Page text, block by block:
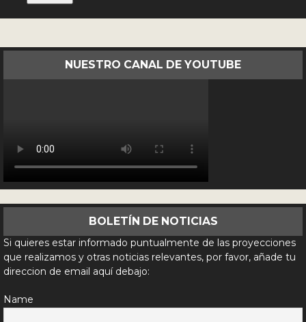
NUESTRO CANAL DE YOUTUBE
BOLETÍN DE NOTICIAS
Si quieres estar informado puntualmente de las proyecciones
que realizamos y otras noticias relevantes, por favor, añade tu
direccion de email aquí debajo:
Name